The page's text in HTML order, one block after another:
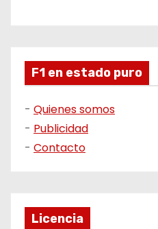
F1 en estado puro
- Quienes somos
- Publicidad
- Contacto
Licencia